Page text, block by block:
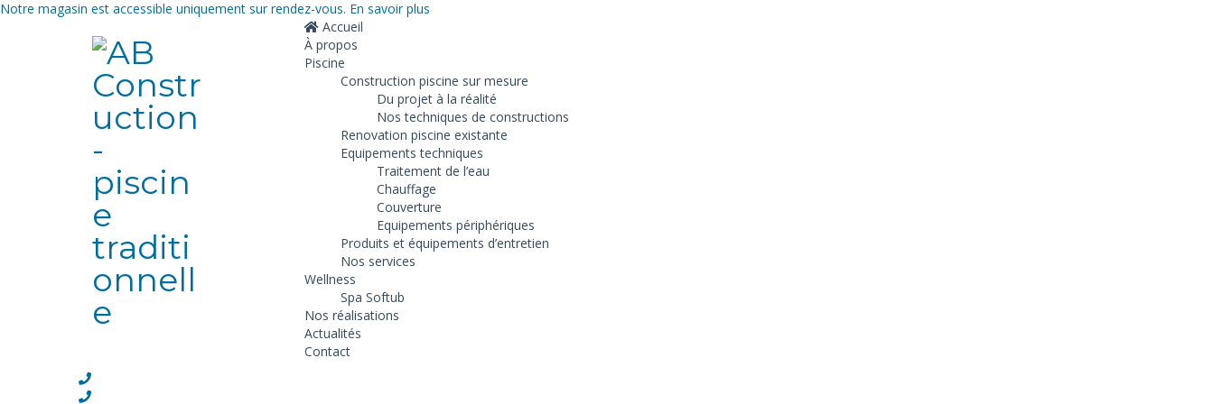
Notre magasin est accessible uniquement sur rendez-vous. En savoir plus
Accueil
À propos
Piscine
Construction piscine sur mesure
Du projet à la réalité
Nos techniques de constructions
Renovation piscine existante
Equipements techniques
Traitement de l’eau
Chauffage
Couverture
Equipements périphériques
Produits et équipements d’entretien
Nos services
Wellness
Spa Softub
Nos réalisations
Actualités
Contact